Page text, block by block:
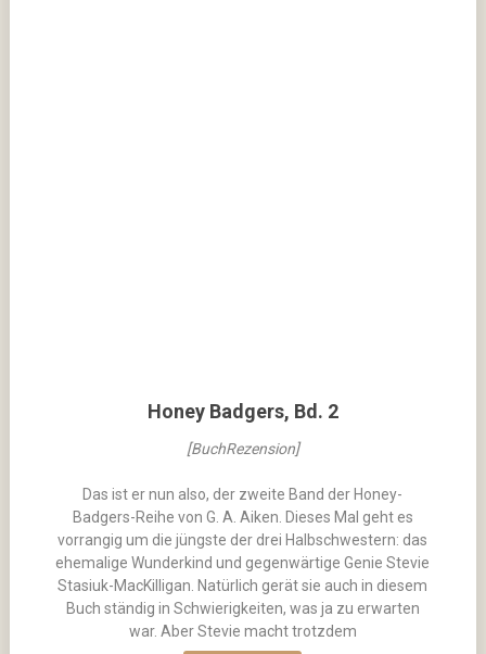
Honey Badgers, Bd. 2
[BuchRezension]
Das ist er nun also, der zweite Band der Honey-
Badgers-Reihe von G. A. Aiken. Dieses Mal geht es
vorrangig um die jüngste der drei Halbschwestern: das
ehemalige Wunderkind und gegenwärtige Genie Stevie
Stasiuk-MacKilligan. Natürlich gerät sie auch in diesem
Buch ständig in Schwierigkeiten, was ja zu erwarten
war. Aber Stevie macht trotzdem